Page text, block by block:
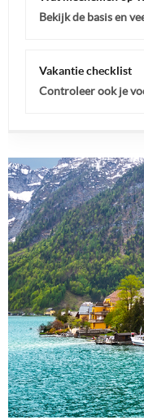
Bekijk de basis en
Vakantie checklist
Controleer ook je